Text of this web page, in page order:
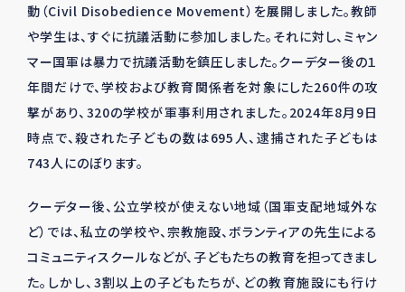
動（Civil Disobedience Movement）を展開しました。教師
や学生は、すぐに抗議活動に参加しました。それに対し、ミャン
マー国軍は暴力で抗議活動を鎮圧しました。クーデター後の１
年間だけで、学校および教育関係者を対象にした260件の攻
撃があり、 320の学校が軍事利用されました。 2024年8月 9日
時点で、殺された子どもの数は695 人、逮捕された子どもは
743 人にのぼります。
クーデター後、公立学校が使えない地域（国軍支配地域外な
ど）では、私立の学校や、宗教施設、ボランティアの先生による
コミュニティスクールなどが、子どもたちの教育を担ってきまし
た。しかし、 3割以上の子どもたちが、どの教育施設にも行け